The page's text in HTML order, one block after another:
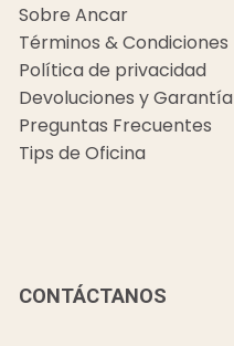
Sobre Ancar
Términos & Condiciones
Política de privacidad
Devoluciones y Garantía
Preguntas Frecuentes
Tips de Oficina
CONTÁCTANOS